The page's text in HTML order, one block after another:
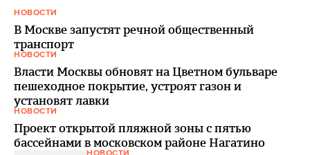
НОВОСТИ
В Москве запустят речной общественный
транспорт
НОВОСТИ
Власти Москвы обновят на Цветном бульваре
пешеходное покрытие, устроят газон и
установят лавки
НОВОСТИ
Проект открытой пляжной зоны с пятью
бассейнами в московском районе Нагатино